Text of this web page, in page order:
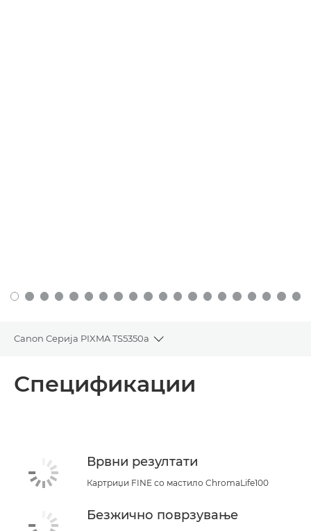
Canon Серија PIXMA TS5350a
Toggle breadcrumbs
КУПЕТЕ МАСТИЛО
Спецификации
Врвни резултати
Картриџи FINE со мастило ChromaLife100
Безжично поврзување